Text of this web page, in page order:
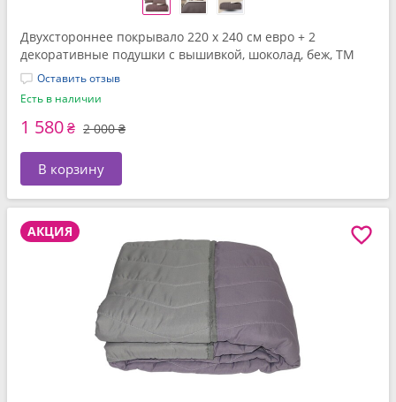
Двухстороннее покрывало 220 x 240 см евро + 2
декоративные подушки с вышивкой, шоколад, беж, ТМ
IDEIAОставить отзыв
Есть в наличии
1 580₴ 2 000 ₴
В корзину
АКЦИЯ